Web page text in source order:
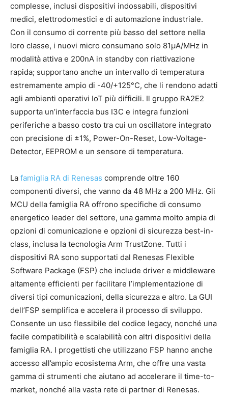
complesse, inclusi dispositivi indossabili, dispositivi
medici, elettrodomestici e di automazione industriale.
Con il consumo di corrente più basso del settore nella
loro classe, i nuovi micro consumano solo 81µA/MHz in
modalità attiva e 200nA in standby con riattivazione
rapida; supportano anche un intervallo di temperatura
estremamente ampio di -40/+125°C, che li rendono adatti
agli ambienti operativi IoT più difficili. Il gruppo RA2E2
supporta un’interfaccia bus I3C e integra funzioni
periferiche a basso costo tra cui un oscillatore integrato
con precisione di ±1%, Power-On-Reset, Low-Voltage-
Detector, EEPROM e un sensore di temperatura.
La famiglia RA di Renesas comprende oltre 160
componenti diversi, che vanno da 48 MHz a 200 MHz. Gli
MCU della famiglia RA offrono specifiche di consumo
energetico leader del settore, una gamma molto ampia di
opzioni di comunicazione e opzioni di sicurezza best-in-
class, inclusa la tecnologia Arm TrustZone. Tutti i
dispositivi RA sono supportati dal Renesas Flexible
Software Package (FSP) che include driver e middleware
altamente efficienti per facilitare l’implementazione di
diversi tipi comunicazioni, della sicurezza e altro. La GUI
dell’FSP semplifica e accelera il processo di sviluppo.
Consente un uso flessibile del codice legacy, nonché una
facile compatibilità e scalabilità con altri dispositivi della
famiglia RA. I progettisti che utilizzano FSP hanno anche
accesso all’ampio ecosistema Arm, che offre una vasta
gamma di strumenti che aiutano ad accelerare il time-to-
market, nonché alla vasta rete di partner di Renesas.